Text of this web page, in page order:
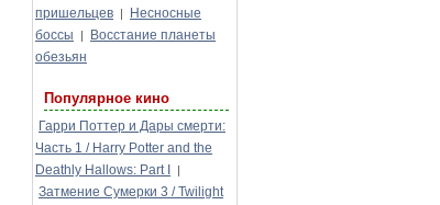
пришельцев |
Несносные
боссы
|
Восстание планеты
обезьян
Популярное кино
Гарри Поттер и Дары смерти:
Часть 1 / Harry Potter and the
Deathly Hallows: Part I
|
Затмение Сумерки 3 / Twilight